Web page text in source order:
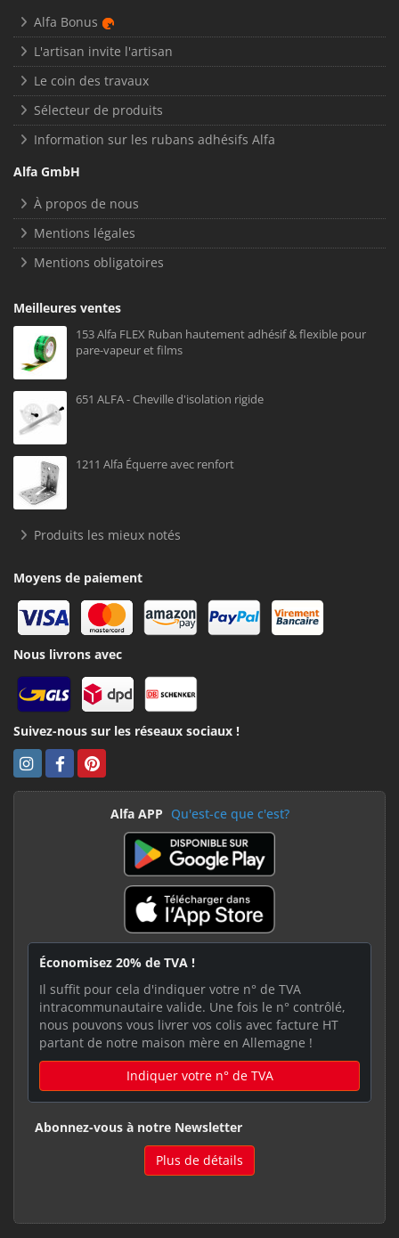
Alfa Bonus
L'artisan invite l'artisan
Le coin des travaux
Sélecteur de produits
Information sur les rubans adhésifs Alfa
Alfa GmbH
À propos de nous
Mentions légales
Mentions obligatoires
Meilleures ventes
153 Alfa FLEX Ruban hautement adhésif & flexible pour
pare-vapeur et films
651 ALFA - Cheville d'isolation rigide
1211 Alfa Équerre avec renfort
Produits les mieux notés
Moyens de paiement
Nous livrons avec
Suivez-nous sur les réseaux sociaux !
Alfa APP Qu'est-ce que c'est?
Économisez 20% de TVA !
Il suffit pour cela d'indiquer votre n° de TVA
intracommunautaire valide. Une fois le n° contrôlé,
nous pouvons vous livrer vos colis avec facture HT
partant de notre maison mère en Allemagne !
Indiquer votre n° de TVA
Abonnez-vous à notre Newsletter
Plus de détails